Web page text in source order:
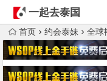
一起去泰国
首页 约会泰妹 全球